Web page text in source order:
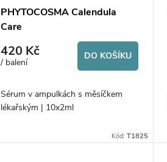
PHYTOCOSMA Calendula
Care
420 Kč
/ balení
DO KOŠÍKU
Sérum v ampulkách s měsíčkem
lékařským | 10x2ml
Kód: T1825